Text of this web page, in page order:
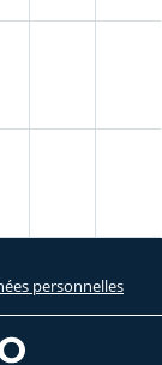
personnelles